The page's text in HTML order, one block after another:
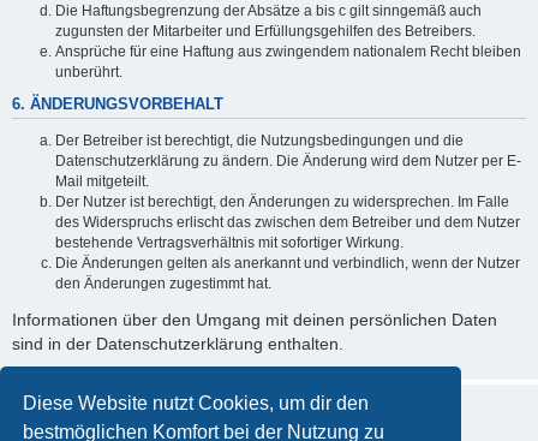
Diese Website nutzt Cookies, um dir den
bestmöglichen Komfort bei der Nutzung zu
Die Haftungsbegrenzung der Absätze a bis c gilt sinngemäß auch
zugunsten der Mitarbeiter und Erfüllungsgehilfen des Betreibers.
Ansprüche für eine Haftung aus zwingendem nationalem Recht bleiben
unberührt.
6. ÄNDERUNGSVORBEHALT
Der Betreiber ist berechtigt, die Nutzungsbedingungen und die
Datenschutzerklärung zu ändern. Die Änderung wird dem Nutzer per E-
Mail mitgeteilt.
Der Nutzer ist berechtigt, den Änderungen zu widersprechen. Im Falle
des Widerspruchs erlischt das zwischen dem Betreiber und dem Nutzer
bestehende Vertragsverhältnis mit sofortiger Wirkung.
Die Änderungen gelten als anerkannt und verbindlich, wenn der Nutzer
den Änderungen zugestimmt hat.
Informationen über den Umgang mit deinen persönlichen Daten
sind in der Datenschutzerklärung enthalten.